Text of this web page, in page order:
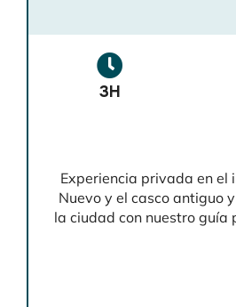
3H
Experiencia privada en el
Nuevo y el casco antiguo
la ciudad con nuestro guía